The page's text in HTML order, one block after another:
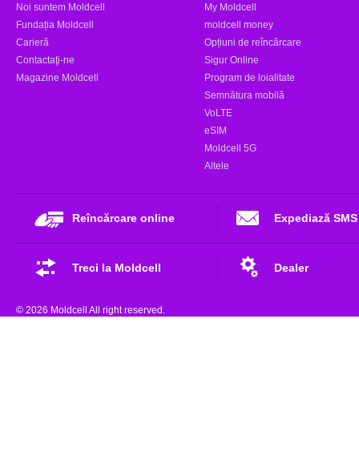
Noi suntem Moldcell
Fundația Moldcell
Carieră
Contactaţi-ne
Magazine Moldcell
My Moldcell
moldcell money
Opțiuni de reîncărcare
Sigur Online
Program de loialitate
Semnătura mobilă
VoLTE
eSIM
Moldcell 5G
Altele
Reîncărcare online Expediază SMS
Treci la Moldcell Dealer
© 2026 Moldcell All right reserved.